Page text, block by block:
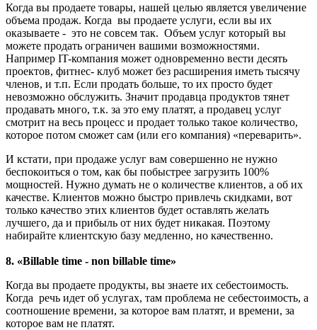
Когда вы продаете товары, нашей целью является увеличение
объема продаж. Когда вы продаете услуги, если вы их
оказываете - это не совсем так. Объем услуг который вы
можете продать ограничен вашими возможностями.
Например IT-компания может одновременно вести десять
проектов, фитнес- клуб может без расширения иметь тысячу
членов, и т.п. Если продать больше, то их просто будет
невозможно обслужить. Значит продавца продуктов тянет
продавать много, т.к. за это ему платят, а продавец услуг
смотрит на весь процесс и продает только такое количество,
которое потом сможет сам (или его компания) «переварить».
И кстати, при продаже услуг вам совершенно не нужно
беспокоиться о том, как бы побыстрее загрузить 100%
мощностей. Нужно думать не о количестве клиентов, а об их
качестве. Клиентов можно быстро привлечь скидками, вот
только качество этих клиентов будет оставлять желать
лучшего, да и прибыль от них будет никакая. Поэтому
набирайте клиентскую базу медленно, но качественно.
8. «Billable time - non billable time»
Когда вы продаете продукты, вы знаете их себестоимость.
Когда речь идет об услугах, там проблема не себестоимость, а
соотношение времени, за которое вам платят, и времени, за
которое вам не платят.